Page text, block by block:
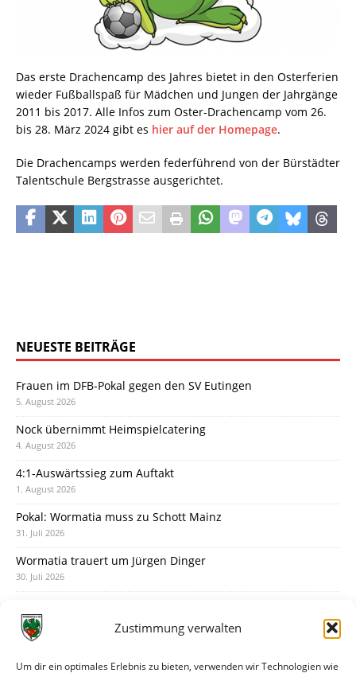
Zustimmung verwalten
Um dir ein optimales Erlebnis zu bieten, verwenden wir Technologien wie
Das erste Drachencamp des Jahres bietet in den Osterferien
wieder Fußballspaß für Mädchen und Jungen der Jahrgänge
2011 bis 2017. Alle Infos zum Oster-Drachencamp vom 26.
bis 28. März 2024 gibt es hier auf der Homepage.
Die Drachencamps werden federführend von der Bürstädter
Talentschule Bergstrasse ausgerichtet.
NEUESTE BEITRÄGE
Frauen im DFB-Pokal gegen den SV Eutingen
5. August 2026
Nock übernimmt Heimspielcatering
4. August 2026
4:1-Auswärtssieg zum Auftakt
1. August 2026
Pokal: Wormatia muss zu Schott Mainz
31. Juli 2026
Wormatia trauert um Jürgen Dinger
30. Juli 2026
28. Juli 2026
28. Juli 2026